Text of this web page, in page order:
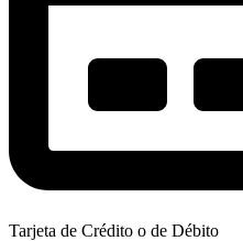
Tarjeta de Crédito o de Débito